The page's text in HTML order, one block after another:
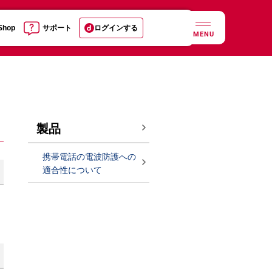
サポート ログインする
MENU
製品
携帯電話の電波防護への
適合性について